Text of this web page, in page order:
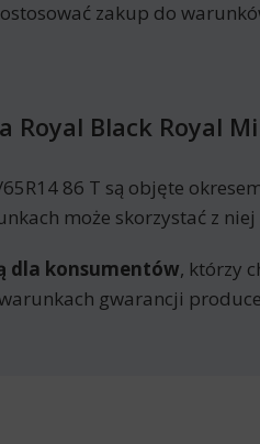
zakup do
Royal Black Royal
86 T są objęte
może skorzystać z
dla konsumentów, którzy
gwarancji